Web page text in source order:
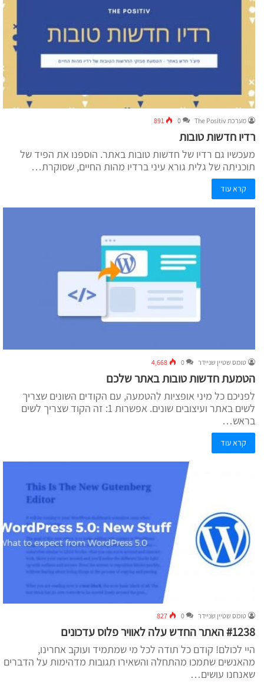
מערכת The Positiv 0
891
רדיו חדשות טובות
מעכשיו גם רדיו של חדשות טובות באתר. הוספנו את הפיד של
תוכניתה של גלית גורא עיני ברדיו מהות החיים, שסוקרת…
קרא עוד
טומס שטיין שניידר 0
4,668
הטמעת חדשות טובות באתר שלכם
לפניכם כל מיני אופציות להטמעה, עם הקודים השונים שצריך
לשים באתר ועיצובים שונים. אפשרות 1: זה הקוד שצריך לשים
בראש…
קרא עוד
טומס שטיין שניידר 0
827
#1238 האתר החדש עלה לאוויר פלוס עדכונים
היי לכולם! קודם כל תודה לכל מי שמתמיד ועוקב אחרינו,
מהאנשים שתמכו מהתחלה והשאירו תגובות מדהימות על הדברים
שאנחנו עושים…